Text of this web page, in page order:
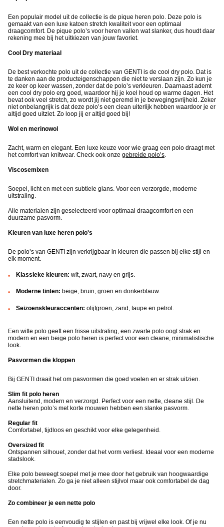
Een populair model uit de collectie is de pique heren polo. Deze polo is
gemaakt van een luxe katoen stretch kwaliteit voor een optimaal
draagcomfort. De pique polo’s voor heren vallen wat slanker, dus houdt daar
rekening mee bij het uitkiezen van jouw favoriet.
Cool Dry materiaal
De best verkochte polo uit de collectie van GENTI is de cool dry polo. Dat is
te danken aan de producteigenschappen die niet te verslaan zijn. Zo kun je
ze keer op keer wassen, zonder dat de polo’s verkleuren. Daarnaast ademt
een cool dry polo erg goed, waardoor hij je koel houd op warme dagen. Het
bevat ook veel stretch, zo wordt jij niet geremd in je bewegingsvrijheid. Zeker
niet onbelangrijk is dat deze polo’s een clean uiterlijk hebben waardoor je er
altijd goed uitziet. Zo loop jij er altijd goed bij!
Wol en merinowol
Zacht, warm en elegant. Een luxe keuze voor wie graag een polo draagt met
het comfort van knitwear. Check ook onze gebreide polo’s.
Viscosemixen
Soepel, licht en met een subtiele glans. Voor een verzorgde, moderne
uitstraling.
Alle materialen zijn geselecteerd voor optimaal draagcomfort en een
duurzame pasvorm.
Kleuren van luxe heren polo's
De polo’s van GENTI zijn verkrijgbaar in kleuren die passen bij elke stijl en
elk moment.
Klassieke kleuren: wit, zwart, navy en grijs.
Moderne tinten: beige, bruin, groen en donkerblauw.
Seizoenskleuraccenten: olijfgroen, zand, taupe en petrol.
Een witte polo geeft een frisse uitstraling, een zwarte polo oogt strak en
modern en een beige polo heren is perfect voor een cleane, minimalistische
look.
Pasvormen die kloppen
Bij GENTI draait het om pasvormen die goed voelen en er strak uitzien.
Slim fit polo heren
Aansluitend, modern en verzorgd. Perfect voor een nette, cleane stijl. De
nette heren polo’s met korte mouwen hebben een slanke pasvorm.
Regular fit
Comfortabel, tijdloos en geschikt voor elke gelegenheid.
Oversized fit
Ontspannen silhouet, zonder dat het vorm verliest. Ideaal voor een moderne
stadslook.
Elke polo beweegt soepel met je mee door het gebruik van hoogwaardige
stretchmaterialen. Zo ga je niet alleen stijlvol maar ook comfortabel de dag
door.
Zo combineer je een nette polo
Een nette polo is eenvoudig te stijlen en past bij vrijwel elke look. Of je nu